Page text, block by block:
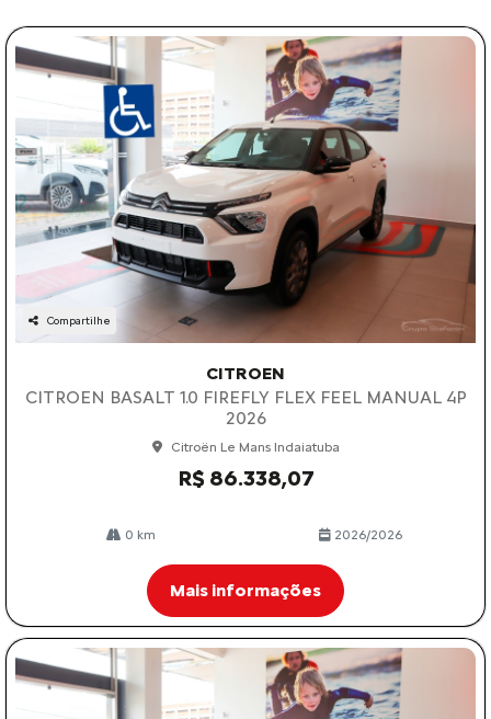
Compartilhe
CITROEN
CITROEN BASALT 1.0 FIREFLY FLEX FEEL MANUAL 4P
2026
Citroën Le Mans Indaiatuba
R$ 86.338,07
0 km 2026/2026
Mais informações